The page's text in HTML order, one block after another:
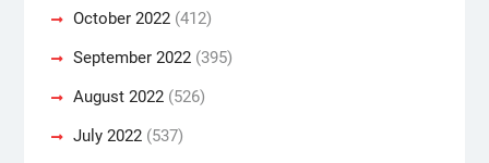
October 2022(412)
September 2022(395)
August 2022(526)
July 2022(537)